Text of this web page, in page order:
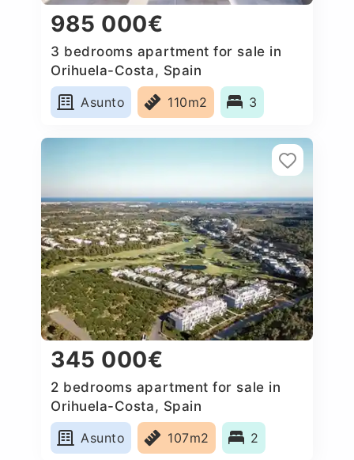
985 000€
3 bedrooms apartment for sale in
Orihuela-Costa, Spain
Asunto
110m2 3
345 000€
2 bedrooms apartment for sale in
Orihuela-Costa, Spain
Asunto
107m2 2